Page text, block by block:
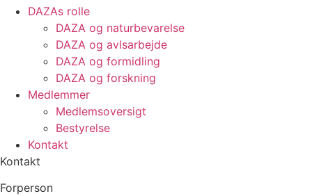
DAZAs rolle
DAZA og natur­bevarelse
DAZA og avls­arbejde
DAZA og formidling
DAZA og forskning
Medlemmer
Medlemsoversigt
Bestyrelse
Kontakt
Kontakt
Forperson